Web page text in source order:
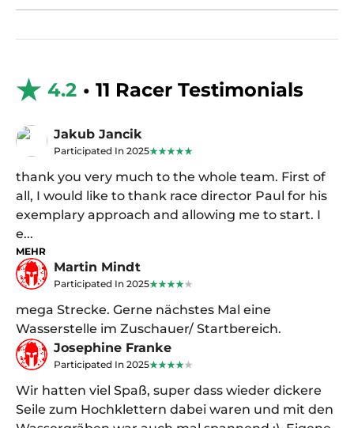
4.2 • 11 Racer Testimonials
Jakub Jancik
Participated In 2025
thank you very much to the whole team. First of
all, I would like to thank race director Paul for his
exemplary approach and allowing me to start. I
e...
MEHR
Martin Mindt
Participated In 2025
mega Strecke. Gerne nächstes Mal eine
Wasserstelle im Zuschauer/ Startbereich.
Josephine Franke
Participated In 2025
Wir hatten viel Spaß, super dass wieder dickere
Seile zum Hochklettern dabei waren und mit den